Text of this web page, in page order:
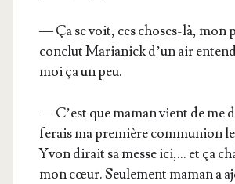
— Ça se voit, ces choses-là, mon
conclut Maria­nick d’un air
moi ça un peu.
— C’est que maman vient de me
ferais ma pre­mière com­mu­nion
Yvon dirait sa messe ici,… et ça
mon cœur. Seule­ment maman a